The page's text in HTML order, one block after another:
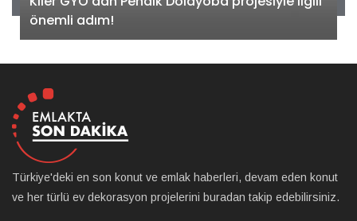
önemli adım!
Türkiye'deki en son konut ve emlak haberleri, devam eden konut
ve her türlü ev dekorasyon projelerini buradan takip edebilirsiniz.